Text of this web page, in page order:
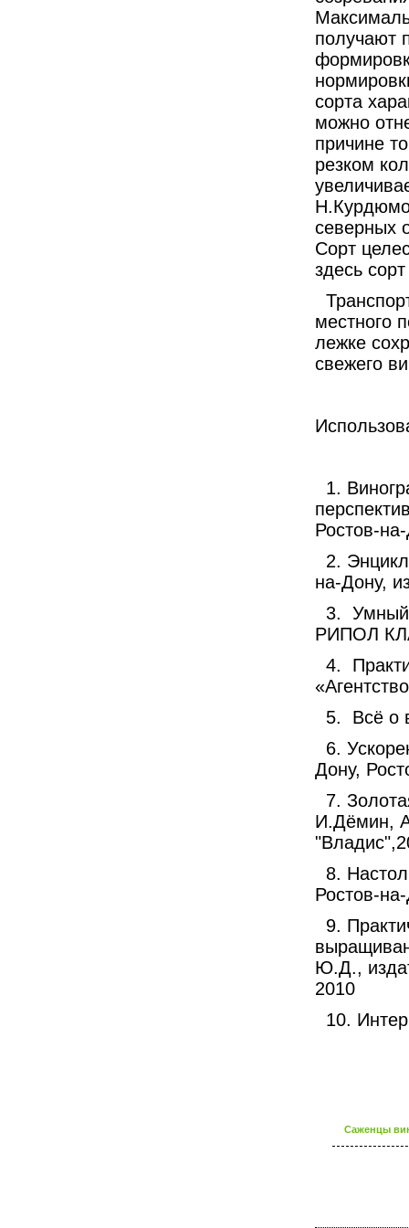
получают
сорта
можно
причине
резком
северных
Сорт
здесь
местного
лежке
свежего
1.
Ростов-
2.
на-Дону,
3.
РИПОЛ
4.
5.
Всё о
6.
Дону,
7.
И.Дёмин,
8.
Ростов-
9.
Ю.Д.,
2010
10.
Саженцы